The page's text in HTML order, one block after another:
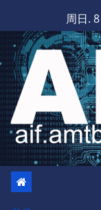
至
内
容
周日.